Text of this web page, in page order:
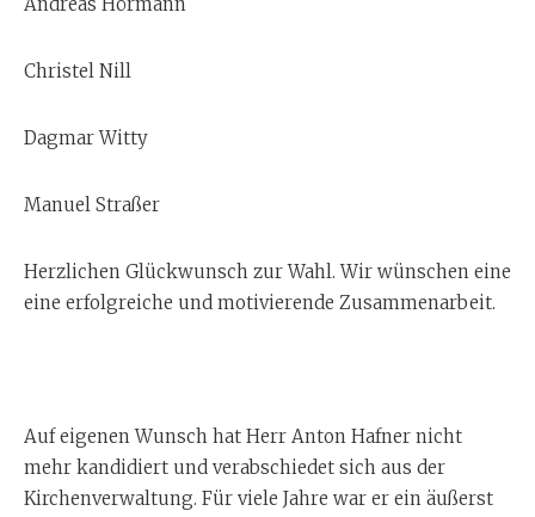
Christel Nill
Dagmar Witty
Manuel Straßer
Herzlichen Glückwunsch zur Wahl. Wir wünschen eine
eine erfolgreiche und motivierende Zusammenarbeit.
Auf eigenen Wunsch hat Herr Anton Hafner nicht
mehr kandidiert und verabschiedet sich aus der
Kirchenverwaltung. Für viele Jahre war er ein äußerst